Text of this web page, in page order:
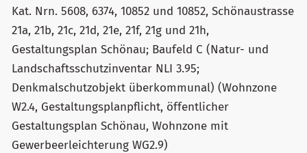
Kat. Nrn. 5608, 6374, 10852 und 10852, Schönaustrasse
21a, 21b, 21c, 21d, 21e, 21f, 21g und 21h,
Gestaltungsplan Schönau; Baufeld C (Natur- und
Landschaftsschutzinventar NLI 3.95;
Denkmalschutzobjekt überkommunal) (Wohnzone
W2.4, Gestaltungsplanpflicht, öffentlicher
Gestaltungsplan Schönau, Wohnzone mit
Gewerbeerleichterung WG2.9)